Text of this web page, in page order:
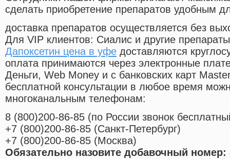
сделать приобретение препаратов удобным
доставка препаратов осуществляется без
Для VIP клиентов: Сиалис и другие
Дапоксетин цена в уфе доставляются
оплата принимаются через электронные
Деньги, Web Money и с банковских карт
бесплатной консультации в любое время
многоканальным телефонам:
8 (800)200-86-85 (по России звонок
+7 (800)200-86-85 (Санкт-Петербург)
+7 (800)200-86-85 (Москва)
Обязательно назовите добавочный номер: